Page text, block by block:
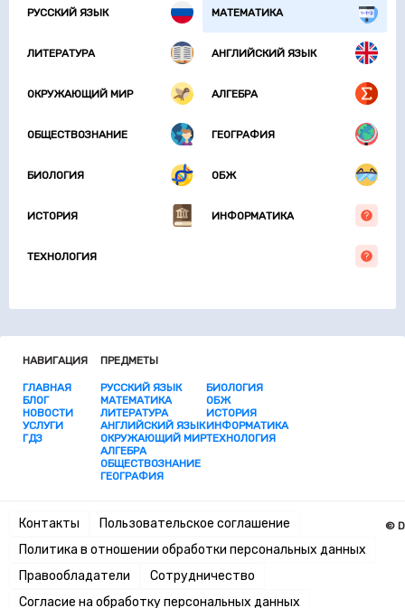
РУССКИЙ ЯЗЫК МАТЕМАТИКА
ЛИТЕРАТУРА АНГЛИЙСКИЙ ЯЗЫК
ОКРУЖАЮЩИЙ МИР АЛГЕБРА
ОБЩЕСТВОЗНАНИЕ ГЕОГРАФИЯ
БИОЛОГИЯ ОБЖ
ИСТОРИЯ ИНФОРМАТИКА
ТЕХНОЛОГИЯ
НАВИГАЦИЯ
ГЛАВНАЯ
БЛОГ
НОВОСТИ
УСЛУГИ
ГДЗ
ПРЕДМЕТЫ
РУССКИЙ ЯЗЫК
МАТЕМАТИКА
ЛИТЕРАТУРА
АНГЛИЙСКИЙ ЯЗЫК
ОКРУЖАЮЩИЙ МИР
АЛГЕБРА
ОБЩЕСТВОЗНАНИЕ
ГЕОГРАФИЯ
БИОЛОГИЯ
ОБЖ
ИСТОРИЯ
ИНФОРМАТИКА
ТЕХНОЛОГИЯ
Контакты
Пользовательское соглашение
Политика в отношении обработки персональных данных
Правообладатели
Сотрудничество
Согласие на обработку персональных данных
©